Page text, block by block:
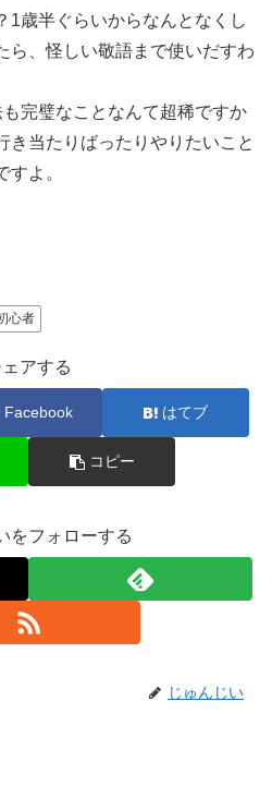
1歳半ぐらいからなんとなくし
ら、怪しい敬語まで使いだすわ
完璧なことなんて超稀ですか
き当たりばったりやりたいこと
すよ。
心者
ェアする
Facebook はてブ
コピー
をフォローする
じゅんじい